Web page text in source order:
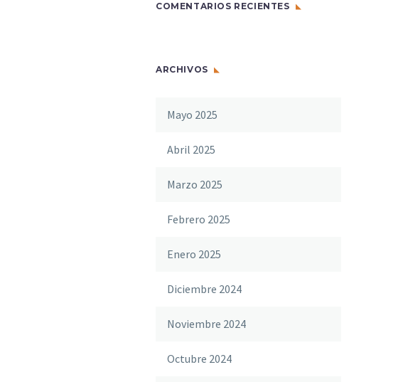
COMENTARIOS RECIENTES
ARCHIVOS
Mayo 2025
Abril 2025
Marzo 2025
Febrero 2025
Enero 2025
Diciembre 2024
Noviembre 2024
Octubre 2024